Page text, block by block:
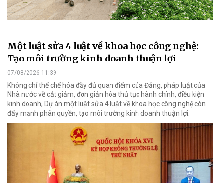
Một luật sửa 4 luật về khoa học công nghệ:
Tạo môi trường kinh doanh thuận lợi
07/08/2026 11:39
Không chỉ thể chế hóa đầy đủ quan điểm của Đảng, pháp luật của
Nhà nước về cắt giảm, đơn giản hóa thủ tục hành chính, điều kiện
kinh doanh, Dự án một luật sửa 4 luật về khoa học công nghệ còn
đẩy mạnh phân quyền, tạo môi trường kinh doanh thuận lợi.